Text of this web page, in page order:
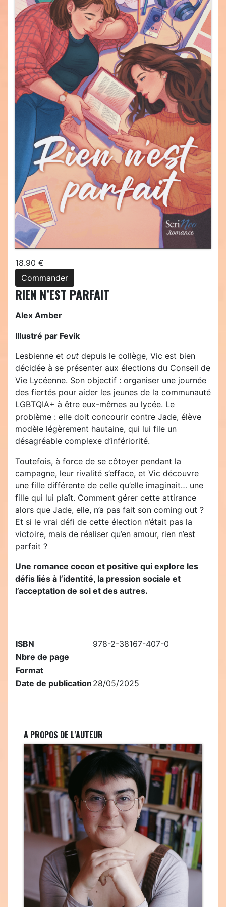
18.90 €
Commander
RIEN N’EST PARFAIT
Alex Amber
Illustré par Fevik
Lesbienne et out depuis le collège, Vic est bien
décidée à se présenter aux élections du Conseil de
Vie Lycéenne. Son objectif : organiser une journée
des fiertés pour aider les jeunes de la communauté
LGBTQIA+ à être eux-mêmes au lycée. Le
problème : elle doit concourir contre Jade, élève
modèle légèrement hautaine, qui lui file un
désagréable complexe d’infériorité.
Toutefois, à force de se côtoyer pendant la
campagne, leur rivalité s’efface, et Vic découvre
une fille différente de celle qu’elle imaginait… une
fille qui lui plaît. Comment gérer cette attirance
alors que Jade, elle, n’a pas fait son coming out ?
Et si le vrai défi de cette élection n’était pas la
victoire, mais de réaliser qu’en amour, rien n’est
parfait ?
Une romance cocon et positive qui explore les
défis liés à l’identité, la pression sociale et
l’acceptation de soi et des autres.
ISBN
978-2-38167-407-0
Nbre de page
Format
Date de publication 28/05/2025
A PROPOS DE L'AUTEUR